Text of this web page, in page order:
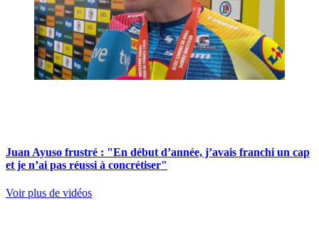
Juan Ayuso frustré : "En début d’année, j’avais franchi un cap
et je n’ai pas réussi à concrétiser"
Voir plus de vidéos